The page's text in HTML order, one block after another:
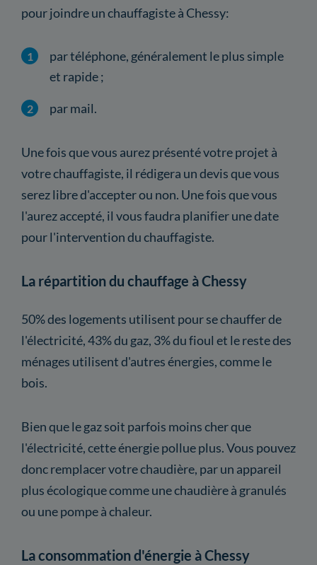
pour joindre un chauffagiste à Chessy:
par téléphone, généralement le plus simple
et rapide ;
par mail.
Une fois que vous aurez présenté votre projet à
votre chauffagiste, il rédigera un devis que vous
serez libre d'accepter ou non. Une fois que vous
l'aurez accepté, il vous faudra planifier une date
pour l'intervention du chauffagiste.
La répartition du chauffage à Chessy
50% des logements utilisent pour se chauffer de
l'électricité, 43% du gaz, 3% du fioul et le reste des
ménages utilisent d'autres énergies, comme le
bois.
Bien que le gaz soit parfois moins cher que
l'électricité, cette énergie pollue plus. Vous pouvez
donc remplacer votre chaudière, par un appareil
plus écologique comme une chaudière à granulés
ou une pompe à chaleur.
La consommation d'énergie à Chessy